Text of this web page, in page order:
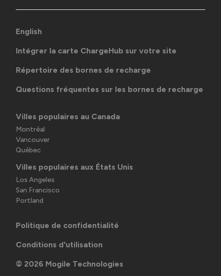
English
Intégrer la carte ChargeHub sur votre site
Répertoire des bornes de recharge
Questions fréquentes sur les bornes de recharge
Villes populaires au Canada
Montréal
Vancouver
Québec
Villes populaires aux États Unis
Los Angeles
San Francisco
Portland
Politique de confidentialité
Conditions d'utilisation
© 2026 Mogile Technologies